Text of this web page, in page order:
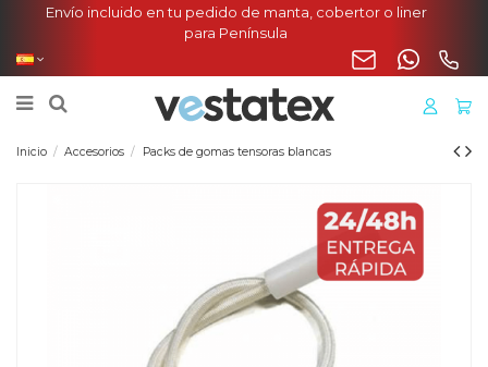
Envío incluido en tu pedido de manta, cobertor o liner
para Península
Inicio Accesorios Packs de gomas tensoras blancas